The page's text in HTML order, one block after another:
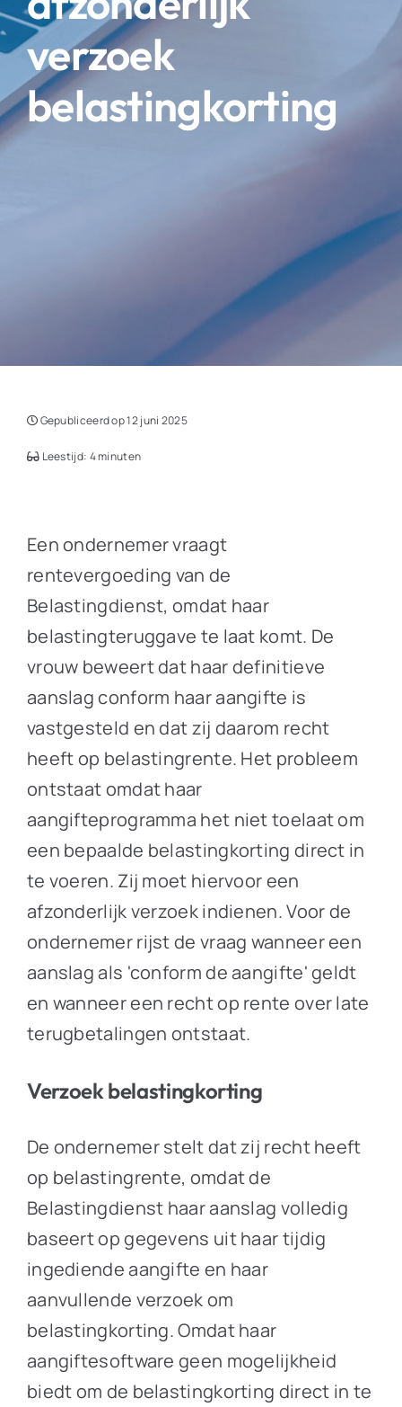
verzoek
belastingkorting
Gepubliceerd op 12 juni 2025
Leestijd: 4 minuten
Een ondernemer vraagt
rentevergoeding van de
Belastingdienst, omdat haar
belastingteruggave te laat komt. De
vrouw beweert dat haar definitieve
aanslag conform haar aangifte is
vastgesteld en dat zij daarom recht
heeft op belastingrente. Het probleem
ontstaat omdat haar
aangifteprogramma het niet toelaat om
een bepaalde belastingkorting direct in
te voeren. Zij moet hiervoor een
afzonderlijk verzoek indienen. Voor de
ondernemer rijst de vraag wanneer een
aanslag als 'conform de aangifte' geldt
en wanneer een recht op rente over late
terugbetalingen ontstaat.
Verzoek belastingkorting
De ondernemer stelt dat zij recht heeft
op belastingrente, omdat de
Belastingdienst haar aanslag volledig
baseert op gegevens uit haar tijdig
ingediende aangifte en haar
aanvullende verzoek om
belastingkorting. Omdat haar
aangiftesoftware geen mogelijkheid
biedt om de belastingkorting direct in te